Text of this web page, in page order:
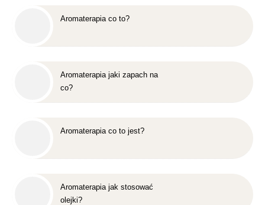
Aromaterapia co to?
Aromaterapia jaki zapach na
co?
Aromaterapia co to jest?
Aromaterapia jak stosować
olejki?